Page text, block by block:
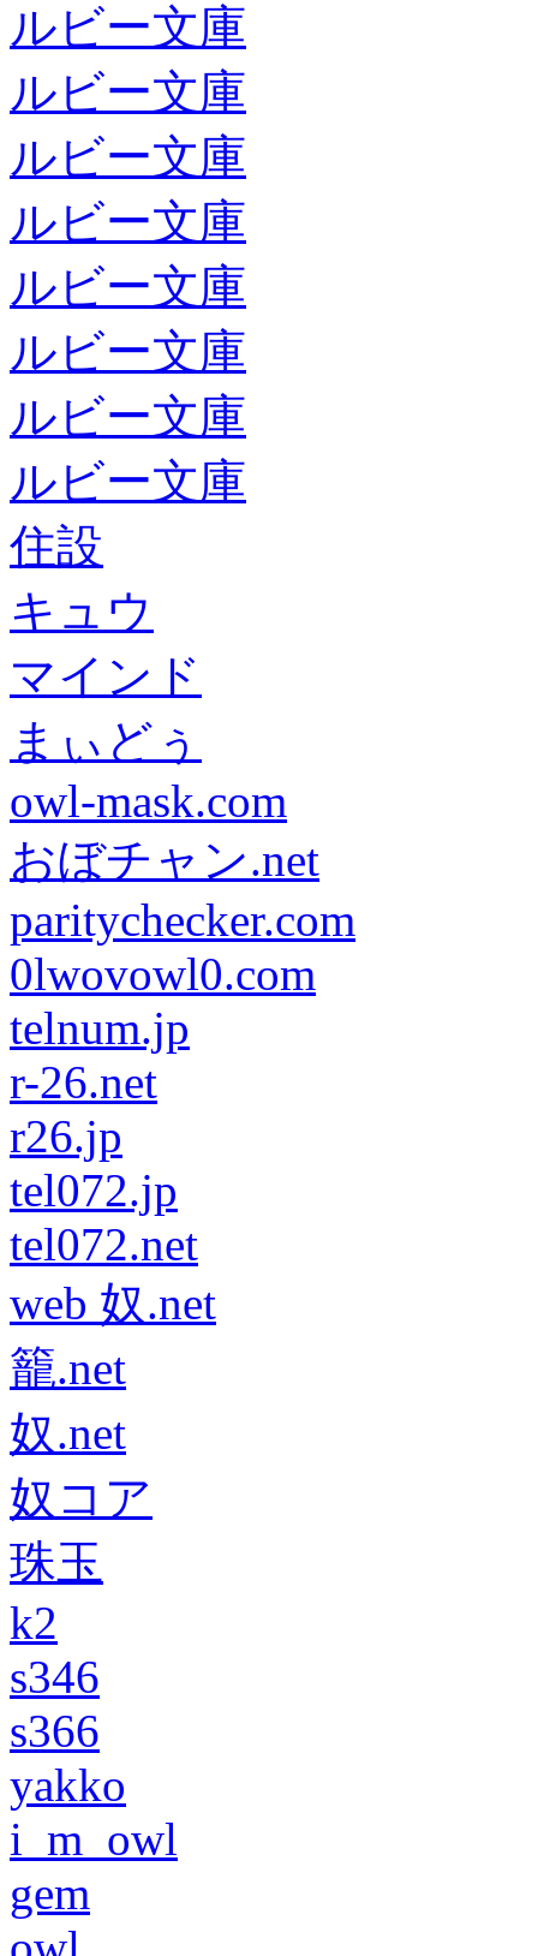
ルビー文庫
ルビー文庫
ルビー文庫
ルビー文庫
ルビー文庫
ルビー文庫
ルビー文庫
ルビー文庫
住設
キュウ
マインド
まぃどぅ
owl-mask.com
おぼチャン.net
paritychecker.com
0lwovowl0.com
telnum.jp
r-26.net
r26.jp
tel072.jp
tel072.net
web 奴.net
籠.net
奴.net
奴コア
珠玉
k2
s346
s366
yakko
i_m_owl
gem